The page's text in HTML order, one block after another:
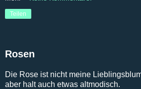
Teilen
Rosen
Die Rose ist nicht meine
aber halt auch etwas altmodisch.